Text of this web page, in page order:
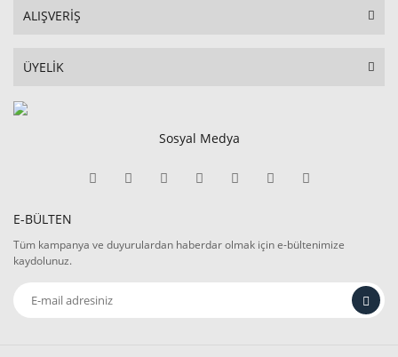
ALIŞVERİŞ
ÜYELİK
Sosyal Medya
E-BÜLTEN
Tüm kampanya ve duyurulardan haberdar olmak için e-bültenimize
kaydolunuz.